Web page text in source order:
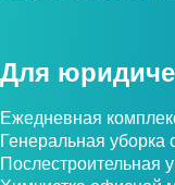
Для
Ежедневная
Генеральная
Послестроительная